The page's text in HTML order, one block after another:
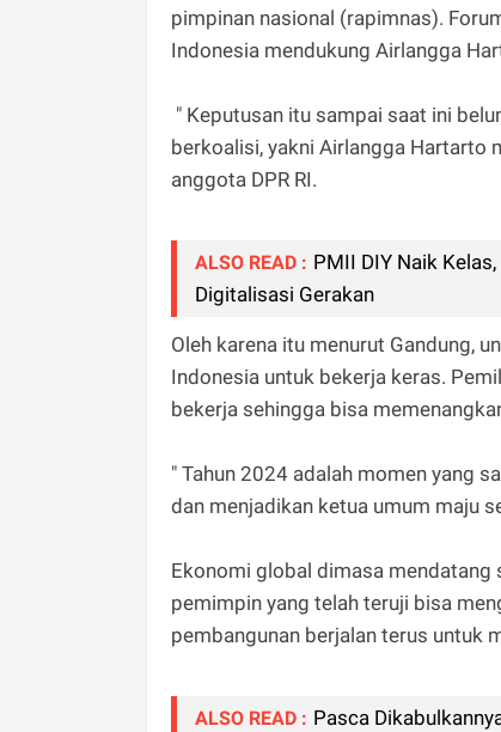
pimpinan nasional (rapimnas).
Indonesia mendukung Airlangga
" Keputusan itu sampai saat ini
berkoalisi, yakni Airlangga Hartarto
anggota DPR RI.
ALSO READ : PMII DIY Naik
Digitalisasi Gerakan
Oleh karena itu menurut Gandung,
Indonesia untuk bekerja keras.
bekerja sehingga bisa
" Tahun 2024 adalah momen yang
dan menjadikan ketua umum maju
Ekonomi global dimasa mendatang
pemimpin yang telah teruji bisa
pembangunan berjalan terus untuk
ALSO READ : Pasca